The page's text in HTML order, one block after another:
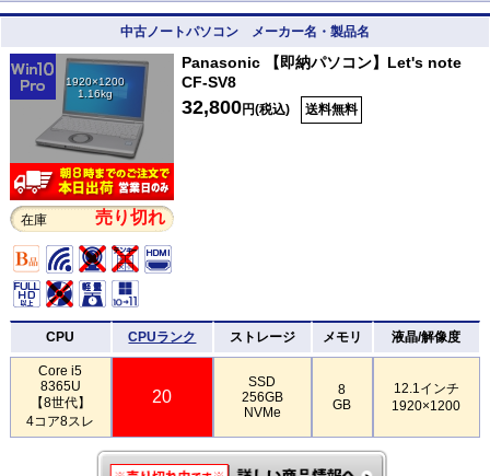
中古ノートパソコン メーカー名・製品名
1920×1200
1.16kg
在庫 売り切れ
Panasonic 【即納パソコン】Let's note
CF-SV8
32,800円(税込) 送料無料
CPU CPUランク ストレージ メモリ 液晶/解像度
Core i5
8365U
【8世代】
4コア8スレ
20
SSD
256GB
NVMe
8
GB
12.1インチ
1920×1200